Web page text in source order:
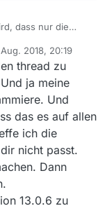
dass nur die
nicht
etliche andere
13.0.6 nutzen.
Aug. 2018, 20:19
thread zu
ja meine
Und
das es auf allen
ich die
nicht passt.
Dann
13.0.6 zu